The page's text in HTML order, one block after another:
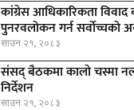
कांग्रेस आधिकारिकता विवाद
पुनरवलोकन गर्न सर्वोच्चको
साउन २१, २०८३
संसद् बैठकमा कालाे चस्मा
निर्देशन
साउन २१, २०८३